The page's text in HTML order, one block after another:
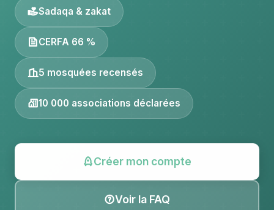
Sadaqa & zakat
CERFA 66 %
5 mosquées recensés
10 000 associations déclarées
Créer mon compte
Voir la FAQ